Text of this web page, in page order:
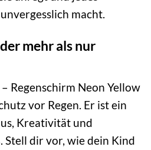
macht.
mehr als nur
Regenschirm Neon Yellow
vor Regen. Er ist ein
Kreativität und
Stell dir vor, wie dein Kind